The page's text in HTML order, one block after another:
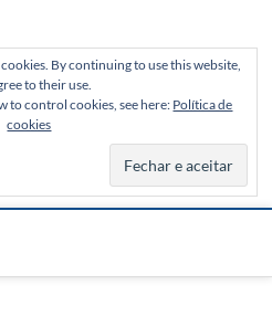
By continuing to use this website,
to their use.
to control cookies, see here: Política de
cookies